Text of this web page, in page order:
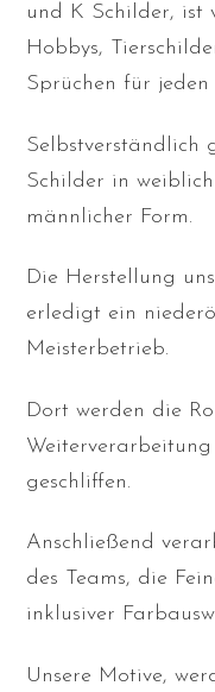
und K Schilder, ist
Hobbys,
Sprüchen für jeden
Selbstverständlich
Schilder in
männlicher Form.
Die Herstellung
erledigt ein
Meisterbetrieb.
Dort werden die
geschliffen.
Anschließend
des Teams, die
inklusiver
Unsere Motive,